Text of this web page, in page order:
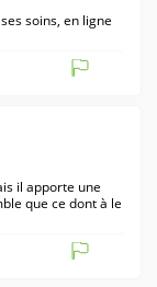
soins, en ligne
il apporte une
que ce dont à le